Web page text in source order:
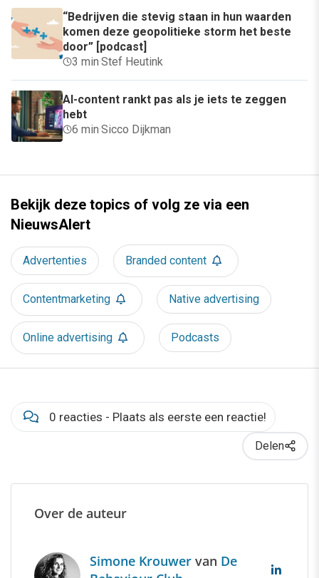
“Bedrijven die stevig staan in hun waarden
komen deze geopolitieke storm het beste
door” [podcast]
3 min·Stef Heutink
AI-content rankt pas als je iets te zeggen
hebt
6 min·Sicco Dijkman
Bekijk deze topics of volg ze via een
NieuwsAlert
Advertenties Branded content
Contentmarketing Native advertising
Online advertising Podcasts
0 reacties - Plaats als eerste een reactie!
Delen
Over de auteur
Simone Krouwer van De